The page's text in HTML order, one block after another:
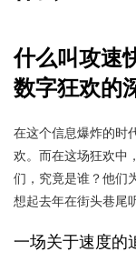
什么叫攻速
数字狂欢的
在这个信息爆炸的时
欢。而在这场狂欢中
们，究竟是谁？他们
想起去年在街头巷尾
一场关于速度的